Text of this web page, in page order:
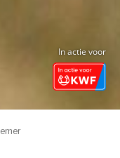
In actie voor